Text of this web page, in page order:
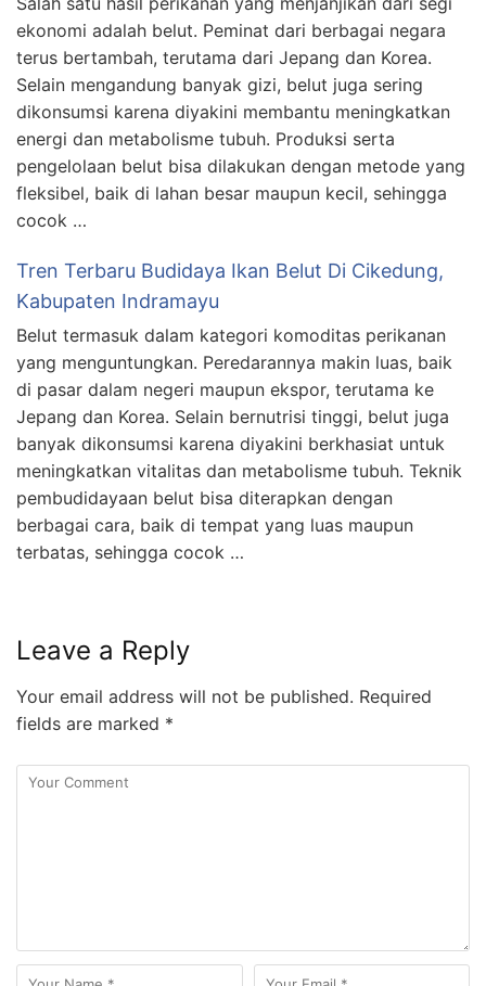
ekonomi adalah belut. Peminat dari berbagai negara
terus bertambah, terutama dari Jepang dan Korea.
Selain mengandung banyak gizi, belut juga sering
dikonsumsi karena diyakini membantu meningkatkan
energi dan metabolisme tubuh. Produksi serta
pengelolaan belut bisa dilakukan dengan metode yang
fleksibel, baik di lahan besar maupun kecil, sehingga
cocok …
Tren Terbaru Budidaya Ikan Belut Di Cikedung,
Kabupaten Indramayu
Belut termasuk dalam kategori komoditas perikanan
yang menguntungkan. Peredarannya makin luas, baik
di pasar dalam negeri maupun ekspor, terutama ke
Jepang dan Korea. Selain bernutrisi tinggi, belut juga
banyak dikonsumsi karena diyakini berkhasiat untuk
meningkatkan vitalitas dan metabolisme tubuh. Teknik
pembudidayaan belut bisa diterapkan dengan
berbagai cara, baik di tempat yang luas maupun
terbatas, sehingga cocok …
Leave a Reply
Your email address will not be published. Required
fields are marked *